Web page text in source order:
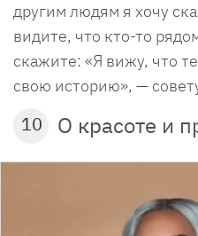
другим людям я хочу
видите, что кто-то
скажите: «Я вижу, что
свою историю», —
10 О красоте и